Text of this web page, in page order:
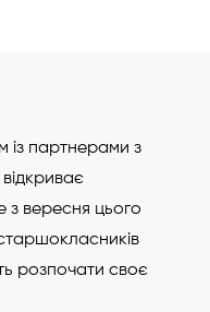
із партнерами з
з вересня цього
розпочати своє